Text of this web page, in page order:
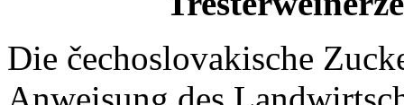
Die čechoslovakische